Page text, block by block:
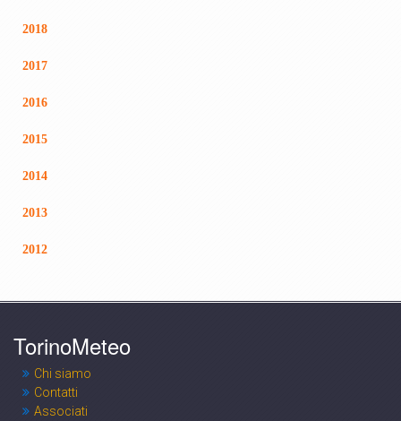
2018
2017
2016
2015
2014
2013
2012
TorinoMeteo
Chi siamo
Contatti
Associati